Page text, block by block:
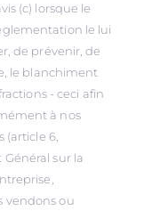
(c) lorsque le
le lui
de prévenir, de
le blanchiment
- ceci afin
à nos
6,
sur la
vendons ou